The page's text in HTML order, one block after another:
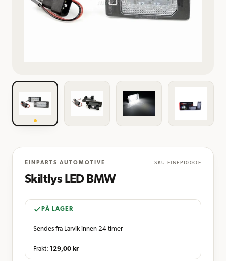
EINPARTS AUTOMOTIVE SKU EINEP100OE
Skiltlys LED BMW
PÅ LAGER
Sendes fra Larvik innen 24 timer
Frakt: 129,00 kr